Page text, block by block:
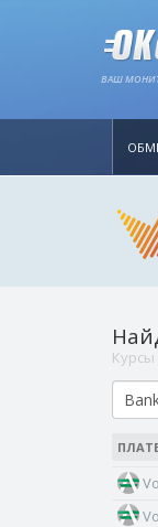
ВАШ